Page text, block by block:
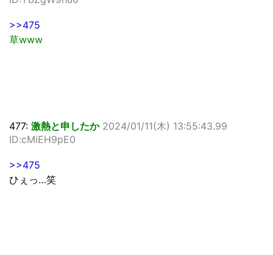
>>475
草www
477: 激熱と申したか 2024/01/11(木) 13:55:43.99
ID:cMiEH9pE0
>>475
ひぇっ…笑